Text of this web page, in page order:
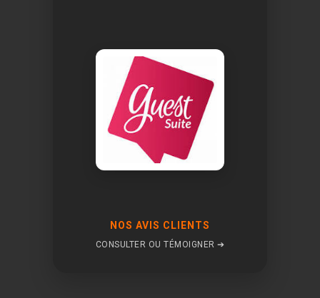
NOS AVIS CLIENTS
CONSULTER OU TÉMOIGNER ➔